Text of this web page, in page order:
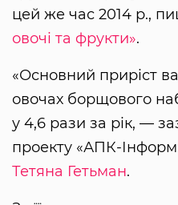
цей же час 2014 р.,
овочі та фрукти».
«Основний приріст
овочах борщового
у 4,6 рази за рік, —
проекту «АПК-
Тетяна Гетьман.